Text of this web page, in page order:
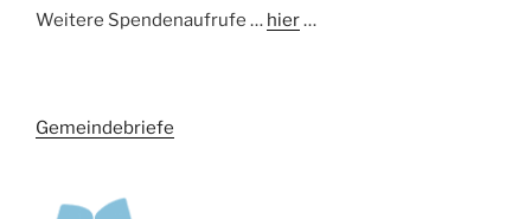
Weitere Spendenaufrufe … hier…
Gemeindebriefe